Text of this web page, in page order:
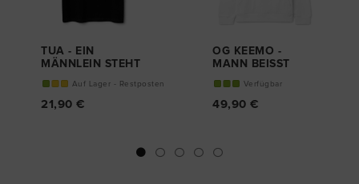
TUA - EIN
MÄNNLEIN STEHT
SHIRTAuf Lager - Restposten
21,90 €
OG KEEMO -
MANN BEISST
HOODYVerfügbar
49,90 €